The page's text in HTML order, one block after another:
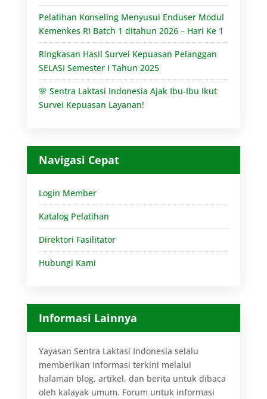
Pelatihan Konseling Menyusui Enduser Modul
Kemenkes RI Batch 1 ditahun 2026 – Hari Ke 1
Ringkasan Hasil Survei Kepuasan Pelanggan
SELASI Semester I Tahun 2025
🌸 Sentra Laktasi Indonesia Ajak Ibu-Ibu Ikut
Survei Kepuasan Layanan!
Navigasi Cepat
Login Member
Katalog Pelatihan
Direktori Fasilitator
Hubungi Kami
Informasi Lainnya
Yayasan Sentra Laktasi Indonesia selalu
memberikan informasi terkini melalui
halaman blog, artikel, dan berita untuk dibaca
oleh kalayak umum. Forum untuk informasi